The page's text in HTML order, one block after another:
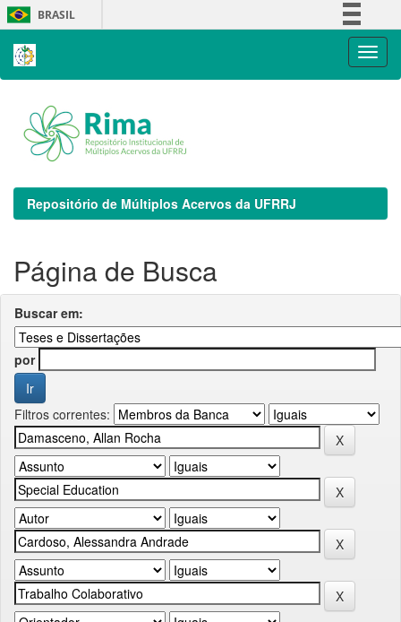
Skip
navigation
BRASIL
Repositório de Múltiplos Acervos da UFRRJ
Página de Busca
Buscar em:
por
Filtros correntes: